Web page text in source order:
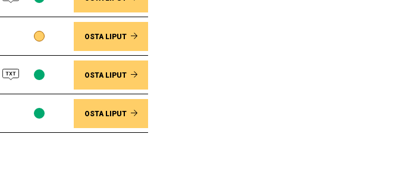
saatavuus
vapaana
Lippujen
saatavuus
jäljellä
OSTA LIPUT
Lippujen
saatavuus
vapaana
OSTA LIPUT
Lippujen
saatavuus
OSTA LIPUT